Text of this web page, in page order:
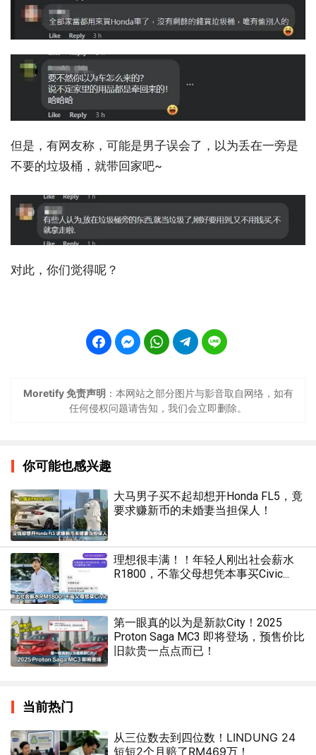
但是，有网友称，可能是男子误会了，以为丢在一旁是
不要的垃圾桶，就带回家吧~
对此，你们觉得呢？
Moretify 免责声明 ：本网站之部分图片与影音取自网络，如有
任何侵权问题请告知，我们会立即删除。
你可能也感兴趣
大马男子买不起却想开Honda FL5，竟
要求赚新币的未婚妻当担保人！
理想很丰满！！年轻人刚出社会薪水
R1800，不靠父母想凭本事买Civic...
第一眼真的以为是新款City！2025
Proton Saga MC3 即将登场，预售价比
旧款贵一点点而已！
当前热门
从三位数去到四位数！LINDUNG 24
短短2个月赔了RM469万！